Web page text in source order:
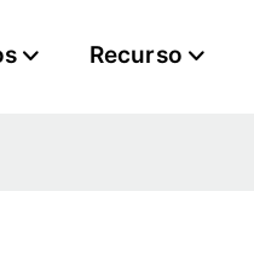
Recurso